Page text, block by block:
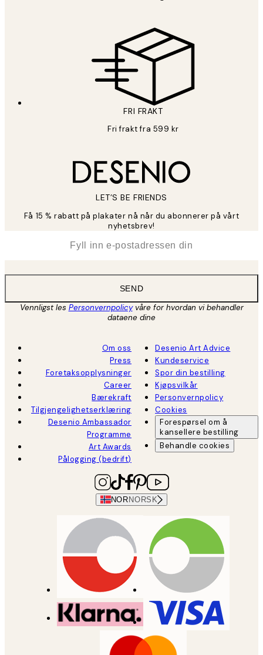
FRI FRAKT
Fri frakt fra 599 kr
LET’S BE FRIENDS
Få 15 % rabatt på plakater nå når du abonnerer på vårt
nyhetsbrev!
SEND
Vennligst les Personvernpolicyvåre for hvordan vi behandler
dataene dine
Om oss
Press
Foretaksopplysninger
Career
Bærekraft
Tilgjengelighetserklæring
Desenio Ambassador
Programme
Art Awards
Pålogging (bedrift)
Desenio Art Advice
Kundeservice
Spor din bestilling
Kjøpsvilkår
Personvernpolicy
Cookies
Forespørsel om å
kansellere bestilling
Behandle cookies
NOR NORSK